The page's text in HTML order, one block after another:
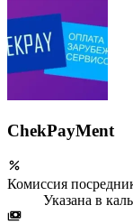
ChekPayMent
Комиссия
Указана в